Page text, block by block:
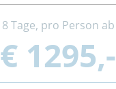
8 Tage, pro Person ab
€ 1295,-